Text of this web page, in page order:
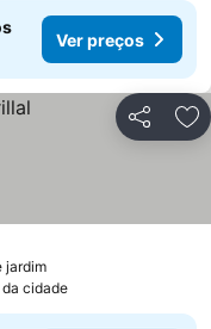
Ver preços
Partilhar
jardim
da cidade